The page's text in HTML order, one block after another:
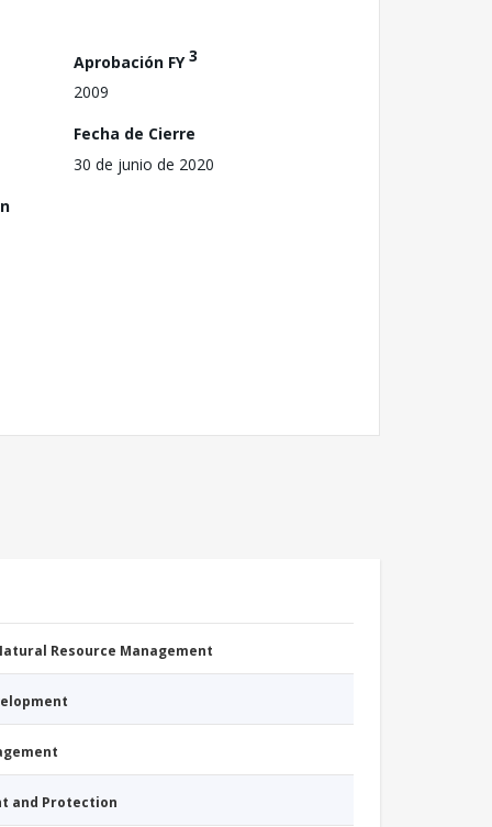
Aprobación FY3
2009
Fecha de Cierre
30 de junio de 2020
Resource Management
and Protection